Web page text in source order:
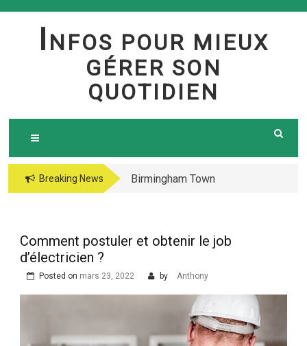
Skip
I NFOS POUR MIEUX
GÉRER SON
QUOTIDIEN
Breaking News
Birmingham Town
The jetsetter casino
lord of your sea pokie
Harbors Mercantile
Office Solutions Pvt
Comment postuler et obtenir le job
d’électricien ?
Posted on mars 23, 2022 by Anthony